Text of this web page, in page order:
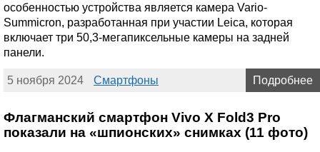
особенностью устройства является камера Vario-
Summicron, разработанная при участии Leica, которая
включает три 50,3-мегапиксельные камеры на задней
панели.
5 ноября 2024 Смартфоны Подробнее
Флагманский смартфон Vivo X Fold3 Pro
показали на «шпионских» снимках (11 фото)